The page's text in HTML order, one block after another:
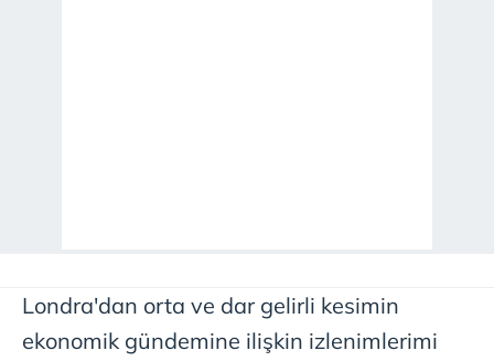
Londra'dan orta ve dar gelirli kesimin
ekonomik gündemine ilişkin izlenimlerimi